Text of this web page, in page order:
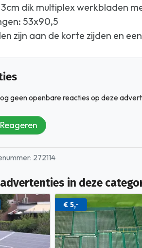
3cm dik multiplex werkbladen
53x90,5
zijn aan de korte zijden en
geen openbare reacties op deze
Reageren
272114
in deze
€ 5,-